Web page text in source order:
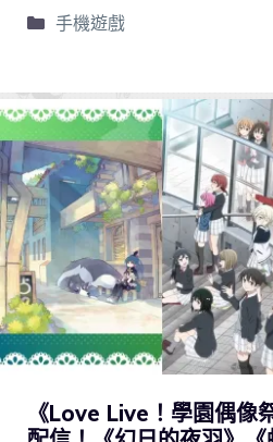
手機遊戲
《Love Live！學園偶像